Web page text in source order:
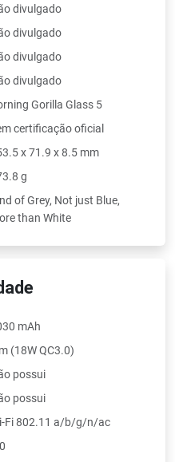
divulgado
divulgado
divulgado
divulgado
Gorilla Glass 5
certificação oficial
x 71.9 x 8.5 mm
g
of Grey, Not just Blue,
than White
mAh
(18W QC3.0)
possui
possui
Fi 802.11 a/b/g/n/ac